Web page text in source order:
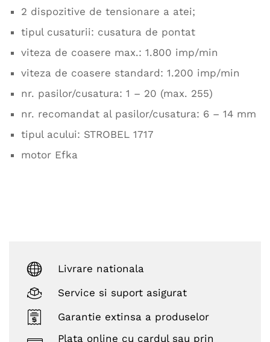
2 dispozitive de tensionare a atei;
tipul cusaturii: cusatura de pontat
viteza de coasere max.: 1.800 imp/min
viteza de coasere standard: 1.200 imp/min
nr. pasilor/cusatura: 1 – 20 (max. 255)
nr. recomandat al pasilor/cusatura: 6 – 14 mm
tipul acului: STROBEL 1717
motor Efka
Livrare nationala
Service si suport asigurat
Garantie extinsa a produselor
Plata online cu cardul sau prin